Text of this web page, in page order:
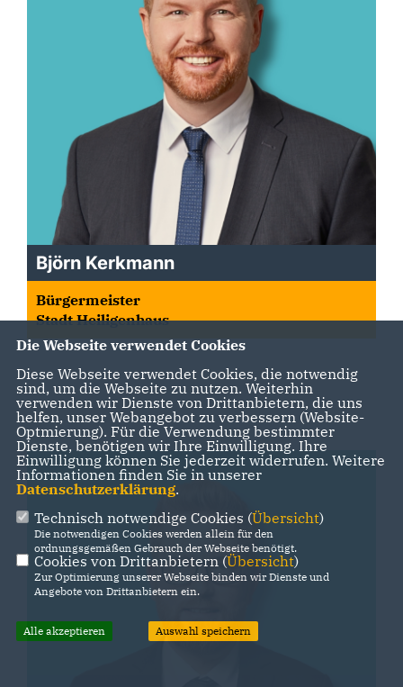
Björn Kerkmann
Bürgermeister
Stadt Heiligenhaus
Die Webseite verwendet Cookies
Diese Webseite verwendet Cookies, die notwendig
sind, um die Webseite zu nutzen. Weiterhin
verwenden wir Dienste von Drittanbietern, die uns
helfen, unser Webangebot zu verbessern (Website-
Optmierung). Für die Verwendung bestimmter
Dienste, benötigen wir Ihre Einwilligung. Ihre
Einwilligung können Sie jederzeit widerrufen. Weitere
Informationen finden Sie in unserer
Datenschutzerklärung.
Technisch notwendige Cookies (Übersicht)
Die notwendigen Cookies werden allein für den
ordnungsgemäßen Gebrauch der Webseite benötigt.
Cookies von Drittanbietern (Übersicht)
Zur Optimierung unserer Webseite binden wir Dienste und
Angebote von Drittanbietern ein.
Alle akzeptieren Auswahl speichern